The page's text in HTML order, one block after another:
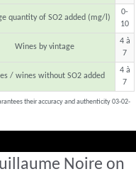
quantity of SO2 added (mg/l)
0-
10
Wines by vintage
4 à
7
/ wines without SO2 added
4 à
7
their accuracy and authenticity 03-02-
Noire on